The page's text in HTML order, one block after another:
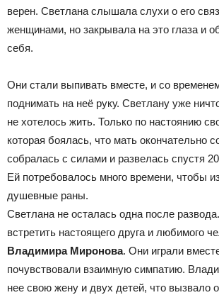
верен. Светлана слышала слухи о его
женщинами, но закрывала на это глаза и
себя.
Они стали выпивать вместе, и со
поднимать на неё руку. Светлану уже
не хотелось жить. Только по настоянию
которая боялась, что мать окончательно
собралась с силами и развелась спустя
Ей потребовалось много времени, чтобы
душевные раны.
Светлана не осталась одна после
встретить настоящего друга и любимого
Владимира Миронова. Они играли
почувствовали взаимную симпатию.
нее свою жену и двух детей, что вызвало